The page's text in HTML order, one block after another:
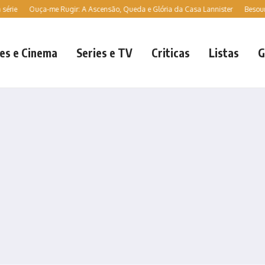
Ouça-me Rugir: A Ascensão, Queda e Glória da Casa Lannister Besouro Azul |
e Cinema Series e TV Criticas Listas